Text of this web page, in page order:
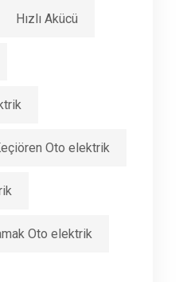
Hızlı Akücü
Oto elektrik
Oto elektrik